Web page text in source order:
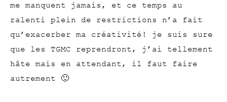
me manquent jamais, et ce temps au
ralenti plein de restrictions n’a fait
qu’exacerber ma créativité! je suis sure
que les TGMC reprendront, j’ai tellement
hâte mais en attendant, il faut faire
autrement 🙂